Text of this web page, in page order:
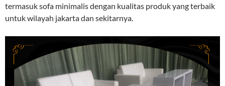
termasuk sofa minimalis dengan kualitas produk yang terbaik
untuk wilayah jakarta dan sekitarnya.